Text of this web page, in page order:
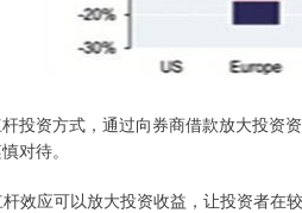
投资方式，通过向券商借款放大投资
对待。
效应可以放大投资收益，让投资者在